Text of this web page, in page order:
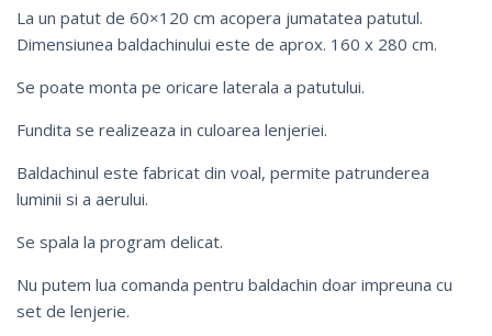
La un patut de 60×120 cm acopera jumatatea patutul.
Dimensiunea baldachinului este de aprox. 160 x 280 cm.
Se poate monta pe oricare laterala a patutului.
Fundita se realizeaza in culoarea lenjeriei.
Baldachinul este fabricat din voal, permite patrunderea
luminii si a aerului.
Se spala la program delicat.
Nu putem lua comanda pentru baldachin doar impreuna cu
set de lenjerie.